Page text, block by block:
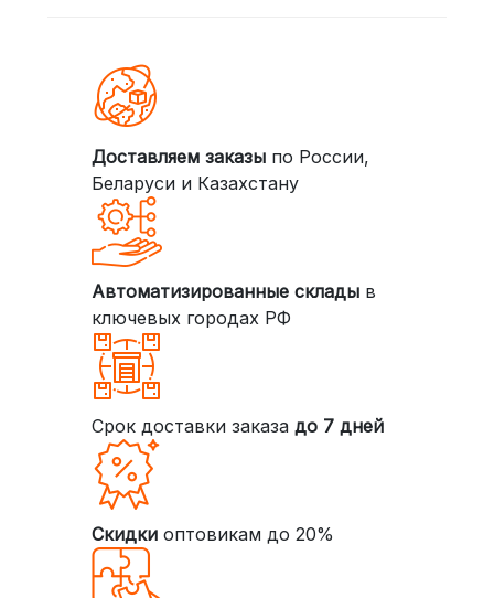
Доставляем заказыпо России,
Беларуси и Казахстану
Автоматизированные складыв
ключевых городах РФ
Срок доставки заказа до 7 дней
Скидкиоптовикам до 20%